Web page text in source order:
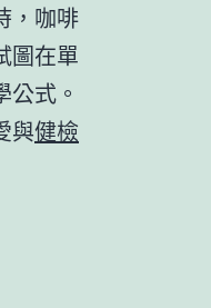
，咖啡
圖在單
公式。
與健檢